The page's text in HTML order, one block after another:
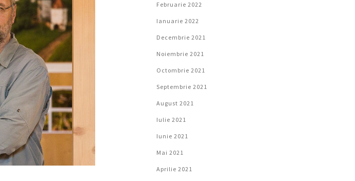
Februarie 2022
Ianuarie 2022
Decembrie 2021
Noiembrie 2021
Octombrie 2021
Septembrie 2021
August 2021
Iulie 2021
Iunie 2021
Mai 2021
Aprilie 2021